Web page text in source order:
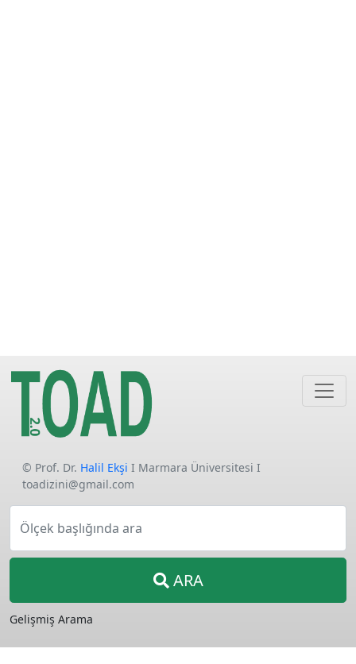
© Prof. Dr. Halil Ekşi I Marmara Üniversitesi I
toadizini@gmail.com
Ölçek başlığında ara
ARA
Gelişmiş Arama